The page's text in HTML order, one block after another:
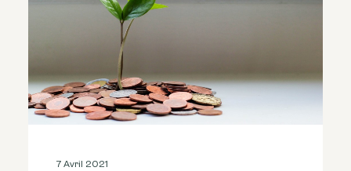
7 Avril 2021